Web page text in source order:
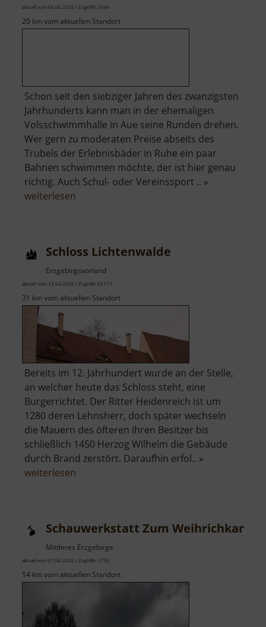
aktuell vom 06.06.2026 / Zugriffe: 2944
20 km vom aktuellen Standort
Schon seit den siebziger Jahren des zwanzigsten
Jahrhunderts kann man in der ehemaligen
Volsschwimmhalle in Aue seine Runden drehen.
Wer gern zu moderaten Preise abseits des
Trubels der Erlebnisbäder in Ruhe ein paar
Bahnen schwimmen möchte, der ist hier genau
richtig. Auch Schul- oder Vereinssport .. »
weiterlesen
Schloss Lichtenwalde
Erzgebirgsvorland
aktuell vom 13.04.2026 / Zugriffe: 69713
31 km vom aktuellen Standort
Bereits im 12. Jahrhundert wurde an der Stelle,
an welcher heute das Schloss steht, eine
Burgerrichtet. Der Ritter Heidenreich ist um
1280 deren Lehnsherr, doch später wechseln
die Mauern des öfteren ihren Besitzer bis
schließlich 1450 Herzog Wilhelm die Gebäude
durch Brand zerstört. Daraufhin erfol.. »
weiterlesen
Schauwerkstatt Zum Weihrichkarzl
Mittleres Erzgebirge
aktuell vom 07.06.2026 / Zugriffe: 3759
14 km vom aktuellen Standort